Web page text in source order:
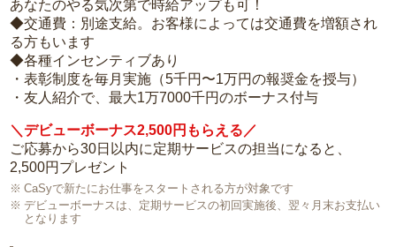
あなたのやる気次第で時給アップも可！
◆交通費：別途支給。お客様によっては交通費を増額され
る方もいます
◆各種インセンティブあり
・表彰制度を毎月実施（5千円〜1万円の報奨金を授与）
・友人紹介で、最大1万7000千円のボーナス付与
＼デビューボーナス2,500円もらえる／
ご応募から30日以内に定期サービスの担当になると、
2,500円プレゼント
CaSyで新たにお仕事をスタートされる方が対象です
デビューボーナスは、定期サービスの初回実施後、翌々月末お支払い
となります